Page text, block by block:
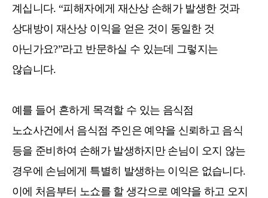
계십니다. “피해자에게 재산상 손해가 발생한 것과
상대방이 재산상 이익을 얻은 것이 동일한 것
아닌가요?”라고 반문하실 수 있는데 그렇지는
않습니다.
예를 들어 흔하게 목격할 수 있는 음식점
노쇼사건에서 음식점 주인은 예약을 신뢰하고 음식
등을 준비하여 손해가 발생하지만 손님이 오지 않는
경우에 손님에게 특별히 발생하는 이익은 없습니다.
이에 처음부터 노쇼를 할 생각으로 예약을 하고 오지